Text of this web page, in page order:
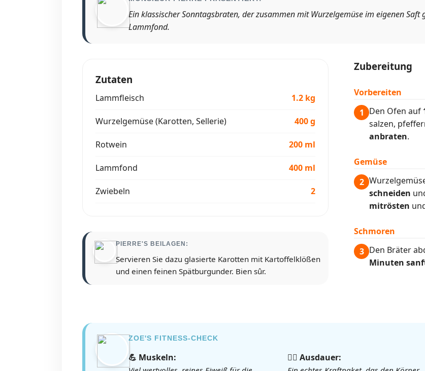
Ein klassischer Sonntagsbraten, der zusammen mit Wurzelgemüse im eigenen
Lammfond.
Zutaten
Lammfleisch 1.2 kg
Wurzelgemüse (Karotten, Sellerie) 400 g
Rotwein 200 ml
Lammfond 400 ml
Zwiebeln 2
PIERRE'S BEILAGEN:
Servieren Sie dazu glasierte Karotten mit Kartoffelklößen
und einen feinen Spätburgunder. Bien sûr.
Zubereitung
Vorbereiten
1 Den Ofen auf
salzen,
anbraten.
Gemüse
2
schneiden
mitrösten
Schmoren
3 Den Bräter
Minuten
ZOE'S FITNESS-CHECK
💪 Muskeln: 🏃‍♀️ Ausdauer: